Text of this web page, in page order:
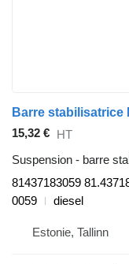
15,32 € HT
Suspension - barre
81437183059
0059
diesel
Estonie, Tallinn